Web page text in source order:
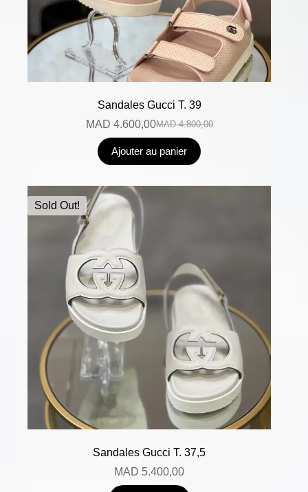
Sandales Gucci T. 39
MAD4.800,00
MAD 4.600,00
Ajouter au panier
Sold Out!
Sandales Gucci T. 37,5
MAD 5.400,00